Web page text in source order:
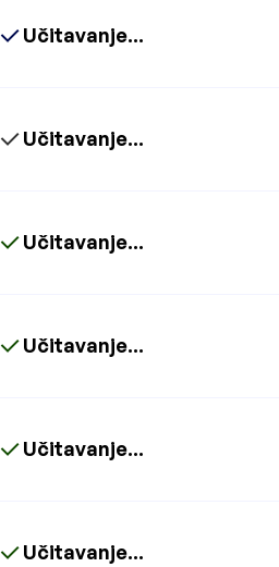
Učitavanje...
Učitavanje...
Učitavanje...
Učitavanje...
Učitavanje...
Učitavanje...